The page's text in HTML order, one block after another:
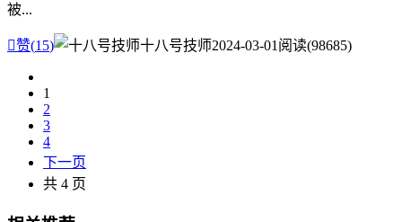
被...
赞(15) 十八号技师2024-03-01 阅读(98685)
1
2
3
4
下一页
共 4 页